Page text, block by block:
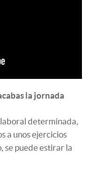
la jornada
determinada,
a unos ejercicios
se puede estirar la